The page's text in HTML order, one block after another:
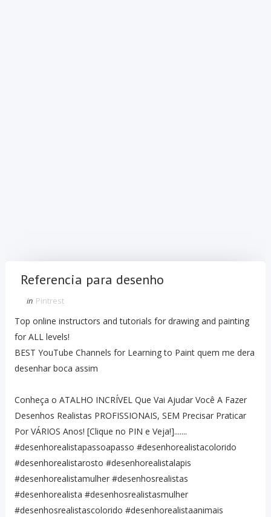
Referencia para desenho
in Pintrest
Top online instructors and tutorials for drawing and painting
for ALL levels!
BEST YouTube Channels for Learning to Paint quem me dera
desenhar boca assim
Conheça o ATALHO INCRÍVEL Que Vai Ajudar Você A Fazer
Desenhos Realistas PROFISSIONAIS, SEM Precisar Praticar
Por VÁRIOS Anos! [Clique no PIN e Veja!].......
#desenhorealistapassoapasso #desenhorealistacolorido
#desenhorealistarosto #desenhorealistalapis
#desenhorealistamulher #desenhosrealistas
#desenhorealista #desenhosrealistasmulher
#desenhosrealistascolorido #desenhorealistaanimais